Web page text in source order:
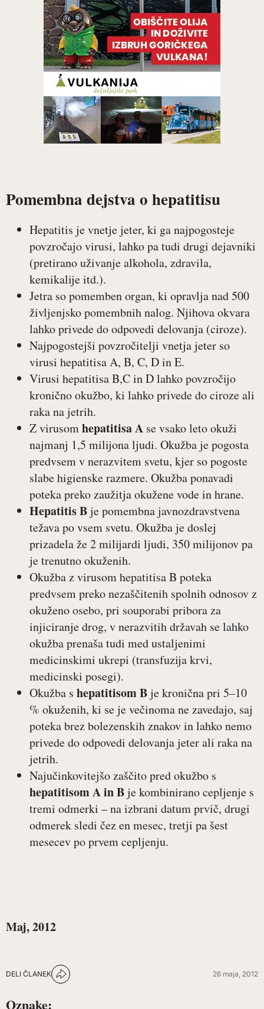
Pomembna dejstva o hepatitisu
Hepatitis je vnetje jeter, ki ga najpogosteje
povzročajo virusi, lahko pa tudi drugi dejavniki
(pretirano uživanje alkohola, zdravila,
kemikalije itd.).
Jetra so pomemben organ, ki opravlja nad 500
življenjsko pomembnih nalog. Njihova okvara
lahko privede do odpovedi delovanja (ciroze).
Najpogostejši povzročitelji vnetja jeter so
virusi hepatitisa A, B, C, D in E.
Virusi hepatitisa B,C in D lahko povzročijo
kronično okužbo, ki lahko privede do ciroze ali
raka na jetrih.
Z virusomhepatitisa A se vsako leto okuži
najmanj 1,5 milijona ljudi. Okužba je pogosta
predvsem v nerazvitem svetu, kjer so pogoste
slabe higienske razmere. Okužba ponavadi
poteka preko zaužitja okužene vode in hrane.
Hepatitis Bje pomembna javnozdravstvena
težava po vsem svetu. Okužba je doslej
prizadela že 2 milijardi ljudi, 350 milijonov pa
je trenutno okuženih.
Okužba z virusom hepatitisa B poteka
predvsem preko nezaščitenih spolnih odnosov z
okuženo osebo, pri souporabi pribora za
injiciranje drog, v nerazvitih državah se lahko
okužba prenaša tudi med ustaljenimi
medicinskimi ukrepi (transfuzija krvi,
medicinski posegi).
Okužba s hepatitisom Bje kronična pri 5–10
% okuženih, ki se je večinoma ne zavedajo, saj
poteka brez bolezenskih znakov in lahko nemo
privede do odpovedi delovanja jeter ali raka na
jetrih.
Najučinkovitejšo zaščito pred okužbo s
hepatitisom A in Bje kombinirano cepljenje s
tremi odmerki – na izbrani datum prvič, drugi
odmerek sledi čez en mesec, tretji pa šest
mesecev po prvem cepljenju.
Maj, 2012
DELI ČLANEK 26 maja, 2012
Oznake: